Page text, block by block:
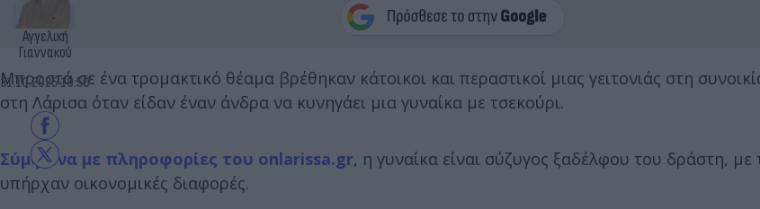
Αγγελική
Γιαννακού
31.10.2025 10:50
Μπροστά σε ένα τρομακτικό θέαμα βρέθηκαν κάτοικοι και περαστικοί μιας γειτονιάς στη
στη Λάρισα όταν είδαν έναν άνδρα να κυνηγάει μια γυναίκα με τσεκούρι.
Σύμφωνα με πληροφορίες του onlarissa.gr, η γυναίκα είναι σύζυγος ξαδέλφου του δράστη, με
υπήρχαν οικονομικές διαφορές.